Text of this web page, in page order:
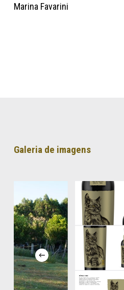
Marina Favarini
Galeria de imagens